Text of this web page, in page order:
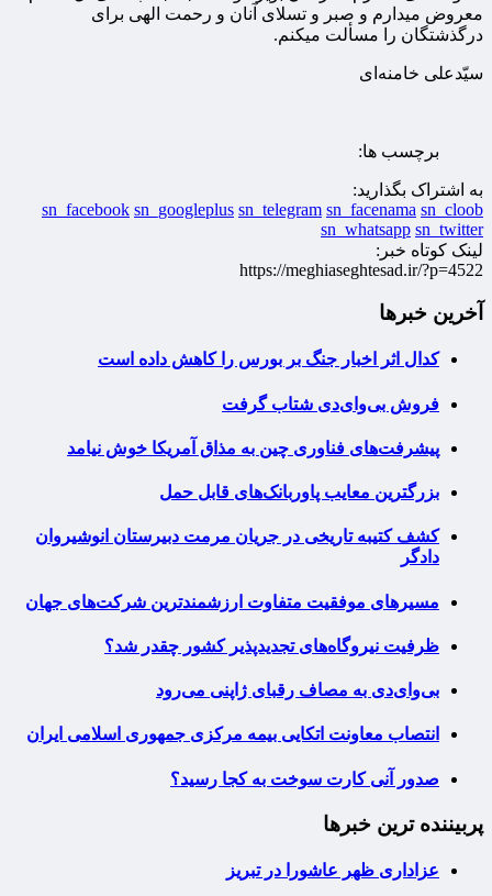
معروض میدارم و صبر و تسلای آنان و رحمت الهی برای
درگذشتگان را مسألت میکنم.
سیّدعلی خامنه‌ای
برچسب ها:
به اشتراک بگذارید:
sn_facebook sn_googleplus sn_telegram sn_facenama sn_cloob
sn_whatsapp sn_twitter
لینک کوتاه خبر:
https://meghiaseghtesad.ir/?p=4522
آخرین خبرها
کدال اثر اخبار جنگ بر بورس را کاهش داده است
فروش بی‌وای‌دی شتاب گرفت
پیشرفت‌های فناوری چین به مذاق آمریکا خوش نیامد
بزرگترین معایب پاوربانک‌های قابل حمل
کشف کتیبه تاریخی در جریان مرمت دبیرستان انوشیروان
دادگر
مسیرهای موفقیت متفاوت ارزشمندترین شرکت‌های جهان
ظرفیت نیروگاه‌های تجدیدپذیر کشور چقدر شد؟
بی‌وای‌دی به مصاف رقبای ژاپنی می‌رود
انتصاب معاونت اتکایی بیمه مرکزی جمهوری اسلامی ایران
صدور آنی کارت سوخت به کجا رسید؟
پربیننده ترین خبرها
عزاداری ظهر عاشورا در تبریز